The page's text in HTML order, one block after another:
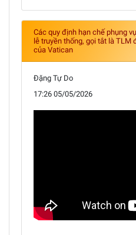
Các quy định hạn chế phụng
lễ truyền thống, gọi tắt là TLM
của Vatican
Đặng Tự Do
17:26 05/05/2026